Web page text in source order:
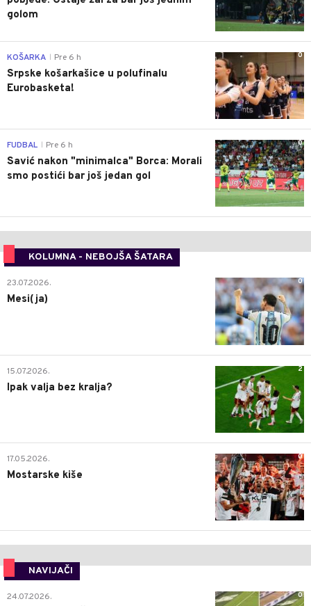
golom
0
KOŠARKA Pre 6 h
Srpske košarkašice u polufinalu
Eurobasketa!
0
FUDBAL Pre 6 h
Savić nakon "minimalca" Borca: Morali
smo postići bar još jedan gol
KOLUMNA - NEBOJŠA ŠATARA
0
23.07.2026.
Mesi(ja)
2
15.07.2026.
Ipak valja bez kralja?
0
17.05.2026.
Mostarske kiše
NAVIJAČI
0
24.07.2026.